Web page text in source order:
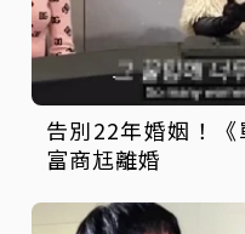
告別22年婚姻！
富商尪離婚